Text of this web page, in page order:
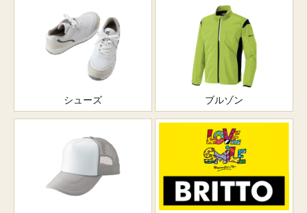
シューズ ブルゾン